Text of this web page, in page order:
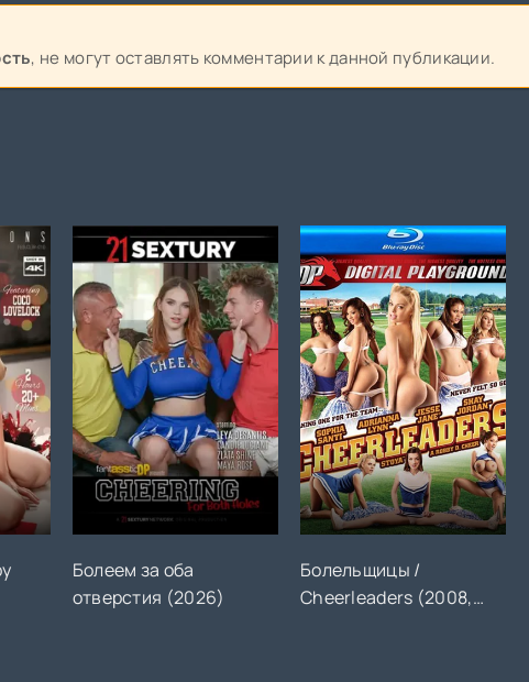
, не могут оставлять комментарии к данной публикации.
Болеем за оба
отверстия (2026)
Болельщицы /
Cheerleaders (2008,